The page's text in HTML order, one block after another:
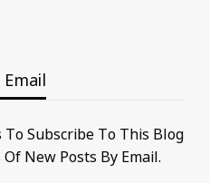
To Subscribe To This Blog
New Posts By Email.